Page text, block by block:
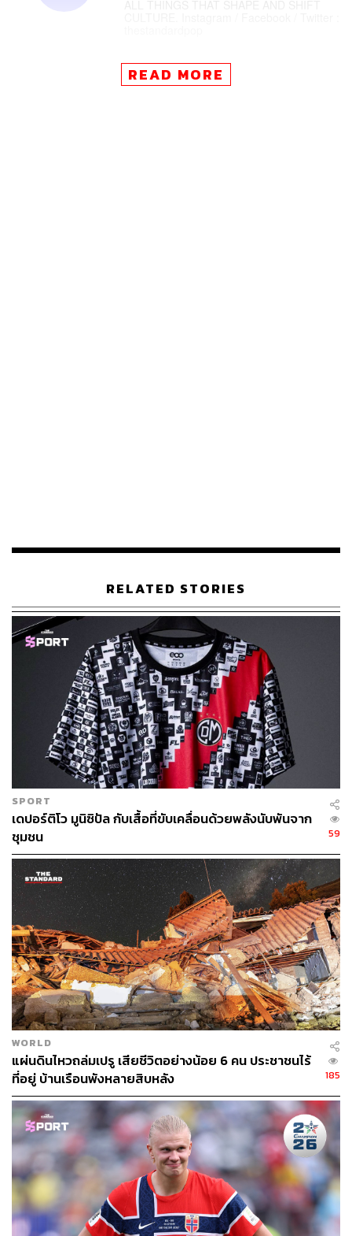
READ MORE
RELATED STORIES
SPORT
เดปอร์ติโว มูนิซิปัล กับเสื้อที่ขับเคลื่อนด้วยพลังนับพันจาก
ชุมชน
59
WORLD
แผ่นดินไหวถล่มเปรู เสียชีวิตอย่างน้อย 6 คน ประชาชนไร้
ที่อยู่ บ้านเรือนพังหลายสิบหลัง
185